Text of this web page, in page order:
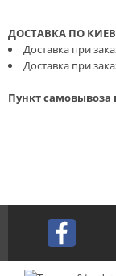
ДОСТАВКА ПО
Доставка при
Доставка при
Пункт самовывоза